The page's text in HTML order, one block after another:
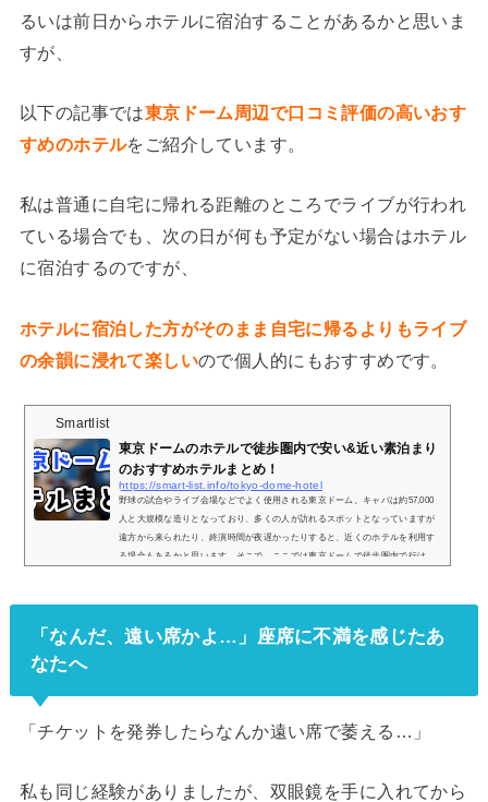
るいは前日からホテルに宿泊することがあるかと思いま
すが、
以下の記事では東京ドーム周辺で口コミ評価の高いおす
すめのホテルをご紹介しています。
私は普通に自宅に帰れる距離のところでライブが行われ
ている場合でも、次の日が何も予定がない場合はホテル
に宿泊するのですが、
ホテルに宿泊した方がそのまま自宅に帰るよりもライブ
の余韻に浸れて楽しいので個人的にもおすすめです。
Smartlist
東京ドームのホテルで徒歩圏内で安い&近い素泊まり
のおすすめホテルまとめ！
https://smart-list.info/tokyo-dome-hotel
野球の試合やライブ会場などでよく使用される東京ドーム。キャパは約57,000
人と大規模な造りとなっており、多くの人が訪れるスポットとなっていますが
遠方から来られたり、終演時間が夜遅かったりすると、近くのホテルを利用す
る場合もあるかと思います。そこで、ここでは東京ドームで徒歩圏内で行け
ted wi...
「なんだ、遠い席かよ…」座席に不満を感じたあ
なたへ
「チケットを発券したらなんか遠い席で萎える…」
私も同じ経験がありましたが、双眼鏡を手に入れてから